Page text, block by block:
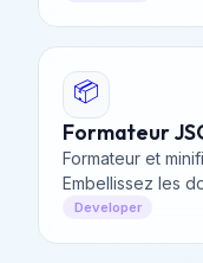
📦
Formateur
Formateur et
Embellissez les
plus de lisibilité
Developer